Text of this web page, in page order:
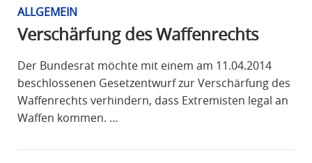
ALLGEMEIN
Verschärfung des Waffenrechts
Der Bundesrat möchte mit einem am 11.04.2014
beschlossenen Gesetzentwurf zur Verschärfung des
Waffenrechts verhindern, dass Extremisten legal an
Waffen kommen. …